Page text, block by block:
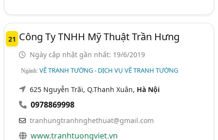
21 Công Ty TNHH Mỹ Thuật Trần Hưng
Ngày cập nhật gần nhất: 19/6/2019
Ngành:VẼ TRANH TƯỜNG - DỊCH VỤ VẼ TRANH TƯỜNG
625 Nguyễn Trãi, Q.Thanh Xuân, Hà Nội
0978869998
tranhungtranhnghethuat@gmail.com
www.tranhtuongviet.vn